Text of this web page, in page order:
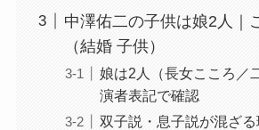
中澤佑二の子供は娘2人｜
（結婚 子供）
娘は2人（長女こころ／
演者表記で確認
双子説・息子説が混ざる